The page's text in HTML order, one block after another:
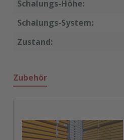
Schalungs-Höhe:
Schalungs-System:
Zustand:
Zubehör